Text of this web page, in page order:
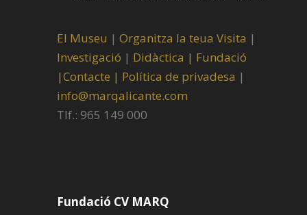
El Museu | Organitza la teua Visita |
Investigació | Didàctica | Fundació
|Contacte | Política de privadesa |
info@marqalicante.com
Tlf.: 965 149 000
Fundació CV MARQ